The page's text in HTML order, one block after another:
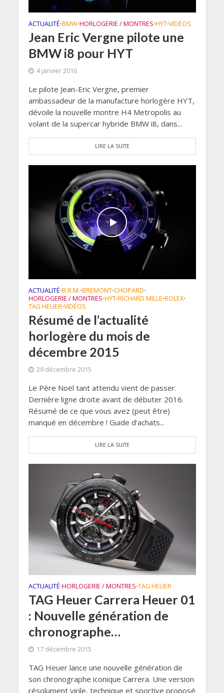
ACTUALITÉ•BMW•HORLOGERIE / MONTRES•HYT•VIDÉOS
Jean Eric Vergne pilote une
BMW i8 pour HYT
4 janvier 2016
Le pilote Jean-Eric Vergne, premier
ambassadeur de la manufacture horlogère HYT,
dévoile la nouvelle montre H4 Metropolis au
volant de la supercar hybride BMW i8, dans...
LIRE LA SUITE
ACTUALITÉ•B.R.M.•BREMONT•CHOPARD•
HORLOGERIE / MONTRES•HYT•RICHARD MILLE•ROLEX•
TAG HEUER•VIDÉOS
Résumé de l’actualité
horlogère du mois de
décembre 2015
29 décembre 2015
Le Père Noël tant attendu vient de passer.
Dernière ligne droite avant de débuter 2016.
Résumé de ce que vous avez (peut être)
manqué en décembre ! Guide d’achats...
LIRE LA SUITE
ACTUALITÉ•HORLOGERIE / MONTRES•TAG HEUER
TAG Heuer Carrera Heuer 01
: Nouvelle génération de
chronographe…
17 décembre 2015
TAG Heuer lance une nouvelle génération de
son chronographe iconique Carrera. Une version
résolument virile, technique et sportive proposé